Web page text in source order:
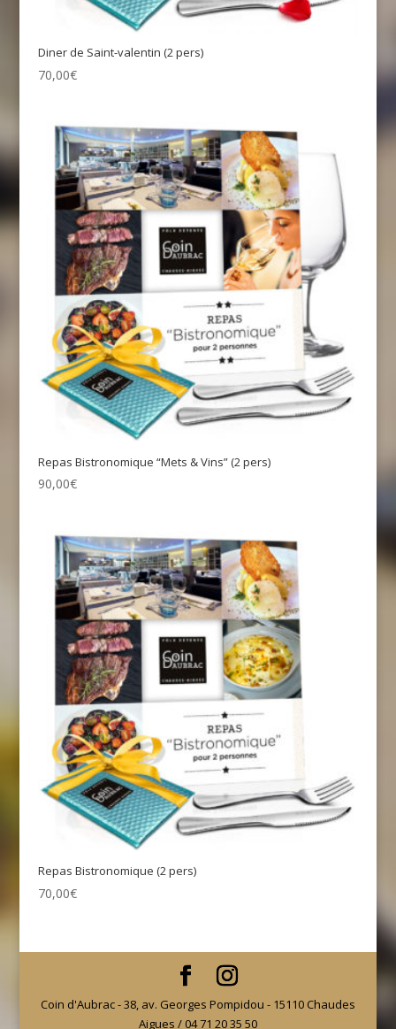
Diner de Saint-valentin (2 pers)
70,00€
Repas Bistronomique “Mets & Vins” (2 pers)
90,00€
Repas Bistronomique (2 pers)
70,00€
Coin d'Aubrac - 38, av. Georges Pompidou - 15110 Chaudes
Aigues / 04 71 20 35 50